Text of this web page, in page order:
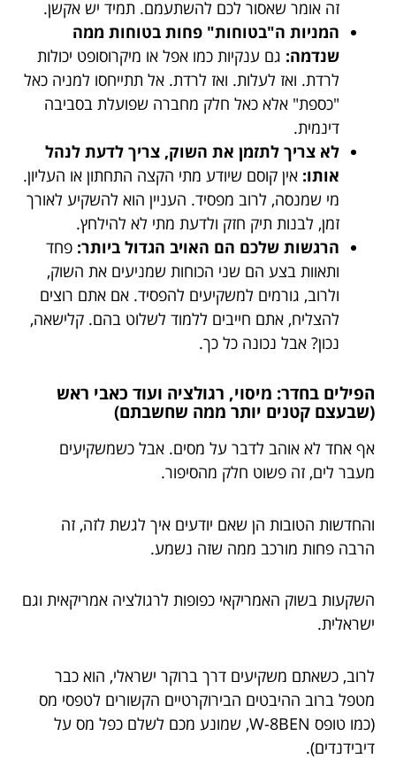
זה אומר שאסור לכם להשתעמם. תמיד יש אקשן.
המניות ה"בטוחות" פחות בטוחות ממה
שנדמה: גם ענקיות כמו אפל או מיקרוסופט יכולות
לרדת. ואז לעלות. ואז לרדת. אל תתייחסו למניה כאל
"כספת" אלא כאל חלק מחברה שפועלת בסביבה
דינמית.
לא צריך לתזמן את השוק, צריך לדעת לנהל
אותו: אין קוסם שיודע מתי הקצה התחתון או העליון.
מי שמנסה, לרוב מפסיד. העניין הוא להשקיע לאורך
זמן, לבנות תיק חזק ולדעת מתי לא להילחץ.
הרגשות שלכם הם האויב הגדול ביותר: פחד
ותאוות בצע הם שני הכוחות שמניעים את השוק,
ולרוב, גורמים למשקיעים להפסיד. אם אתם רוצים
להצליח, אתם חייבים ללמוד לשלוט בהם. קלישאה,
נכון? אבל נכונה כל כך.
הפילים בחדר: מיסוי, רגולציה ועוד כאבי ראש
(שבעצם קטנים יותר ממה שחשבתם)
אף אחד לא אוהב לדבר על מסים. אבל כשמשקיעים
מעבר לים, זה פשוט חלק מהסיפור.
והחדשות הטובות הן שאם יודעים איך לגשת לזה, זה
הרבה פחות מורכב ממה שזה נשמע.
השקעות בשוק האמריקאי כפופות לרגולציה אמריקאית וגם
ישראלית.
לרוב, כשאתם משקיעים דרך ברוקר ישראלי, הוא כבר
מטפל ברוב ההיבטים הבירוקרטיים הקשורים לטפסי מס
(כמו טופס W-8BEN, שמונע מכם לשלם כפל מס על
דיבידנדים).